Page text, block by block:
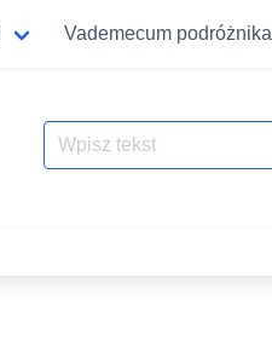
Vademecum podróżnika
Szukaj